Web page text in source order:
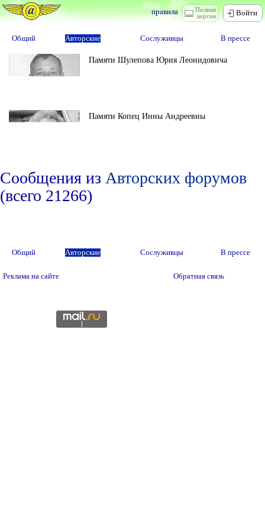
Полная
версия
правила Войти
Общий Авторские Сослуживцы В прессе
Памяти Шулепова Юрия Леонидовича
Памяти Копец Инны Андреевны
Сообщения из Авторских форумов
(всего 21266)
Общий Авторские Сослуживцы В прессе
Реклама на сайте Обратная связь